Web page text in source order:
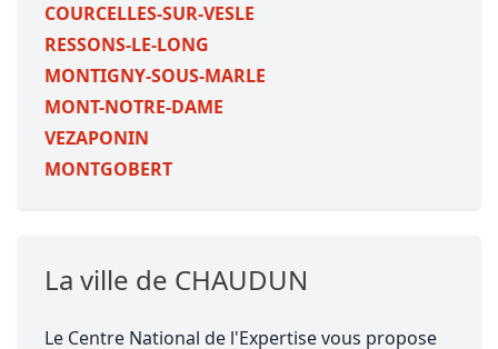
COURCELLES-SUR-VESLE
RESSONS-LE-LONG
MONTIGNY-SOUS-MARLE
MONT-NOTRE-DAME
VEZAPONIN
MONTGOBERT
La ville de CHAUDUN
Le Centre National de l'Expertise vous propose